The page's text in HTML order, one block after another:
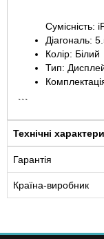
Сумісність:
Діагональ:
Колір: Білий
Тип:
```
Технічні
Гарантія
Країна-виробник